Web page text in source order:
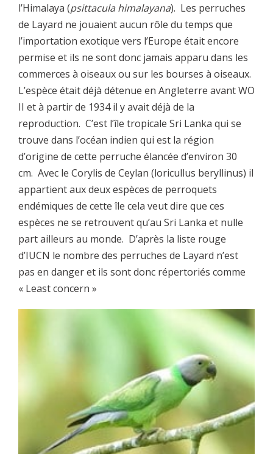
l’Himalaya (psittacula himalayana). Les perruches
de Layard ne jouaient aucun rôle du temps que
l’importation exotique vers l’Europe était encore
permise et ils ne sont donc jamais apparu dans les
commerces à oiseaux ou sur les bourses à oiseaux.
L’espèce était déjà détenue en Angleterre avant WO
II et à partir de 1934 il y avait déjà de la
reproduction. C’est l’île tropicale Sri Lanka qui se
trouve dans l’océan indien qui est la région
d’origine de cette perruche élancée d’environ 30
cm. Avec le Corylis de Ceylan (loricullus beryllinus) il
appartient aux deux espèces de perroquets
endémiques de cette île cela veut dire que ces
espèces ne se retrouvent qu’au Sri Lanka et nulle
part ailleurs au monde. D’après la liste rouge
d’IUCN le nombre des perruches de Layard n’est
pas en danger et ils sont donc répertoriés comme
« Least concern »